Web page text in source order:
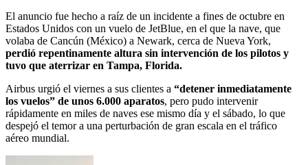
El anuncio fue hecho a raíz de un incidente a fines de octubre en
Estados Unidos con un vuelo de JetBlue, en el que la nave, que
volaba de Cancún (México) a Newark, cerca de Nueva York,
perdió repentinamente altura sin intervención de los pilotos y
tuvo que aterrizar en Tampa, Florida.
Airbus urgió el viernes a sus clientes a “detener inmediatamente
los vuelos” de unos 6.000 aparatos, pero pudo intervenir
rápidamente en miles de naves ese mismo día y el sábado, lo que
despejó el temor a una perturbación de gran escala en el tráfico
aéreo mundial.